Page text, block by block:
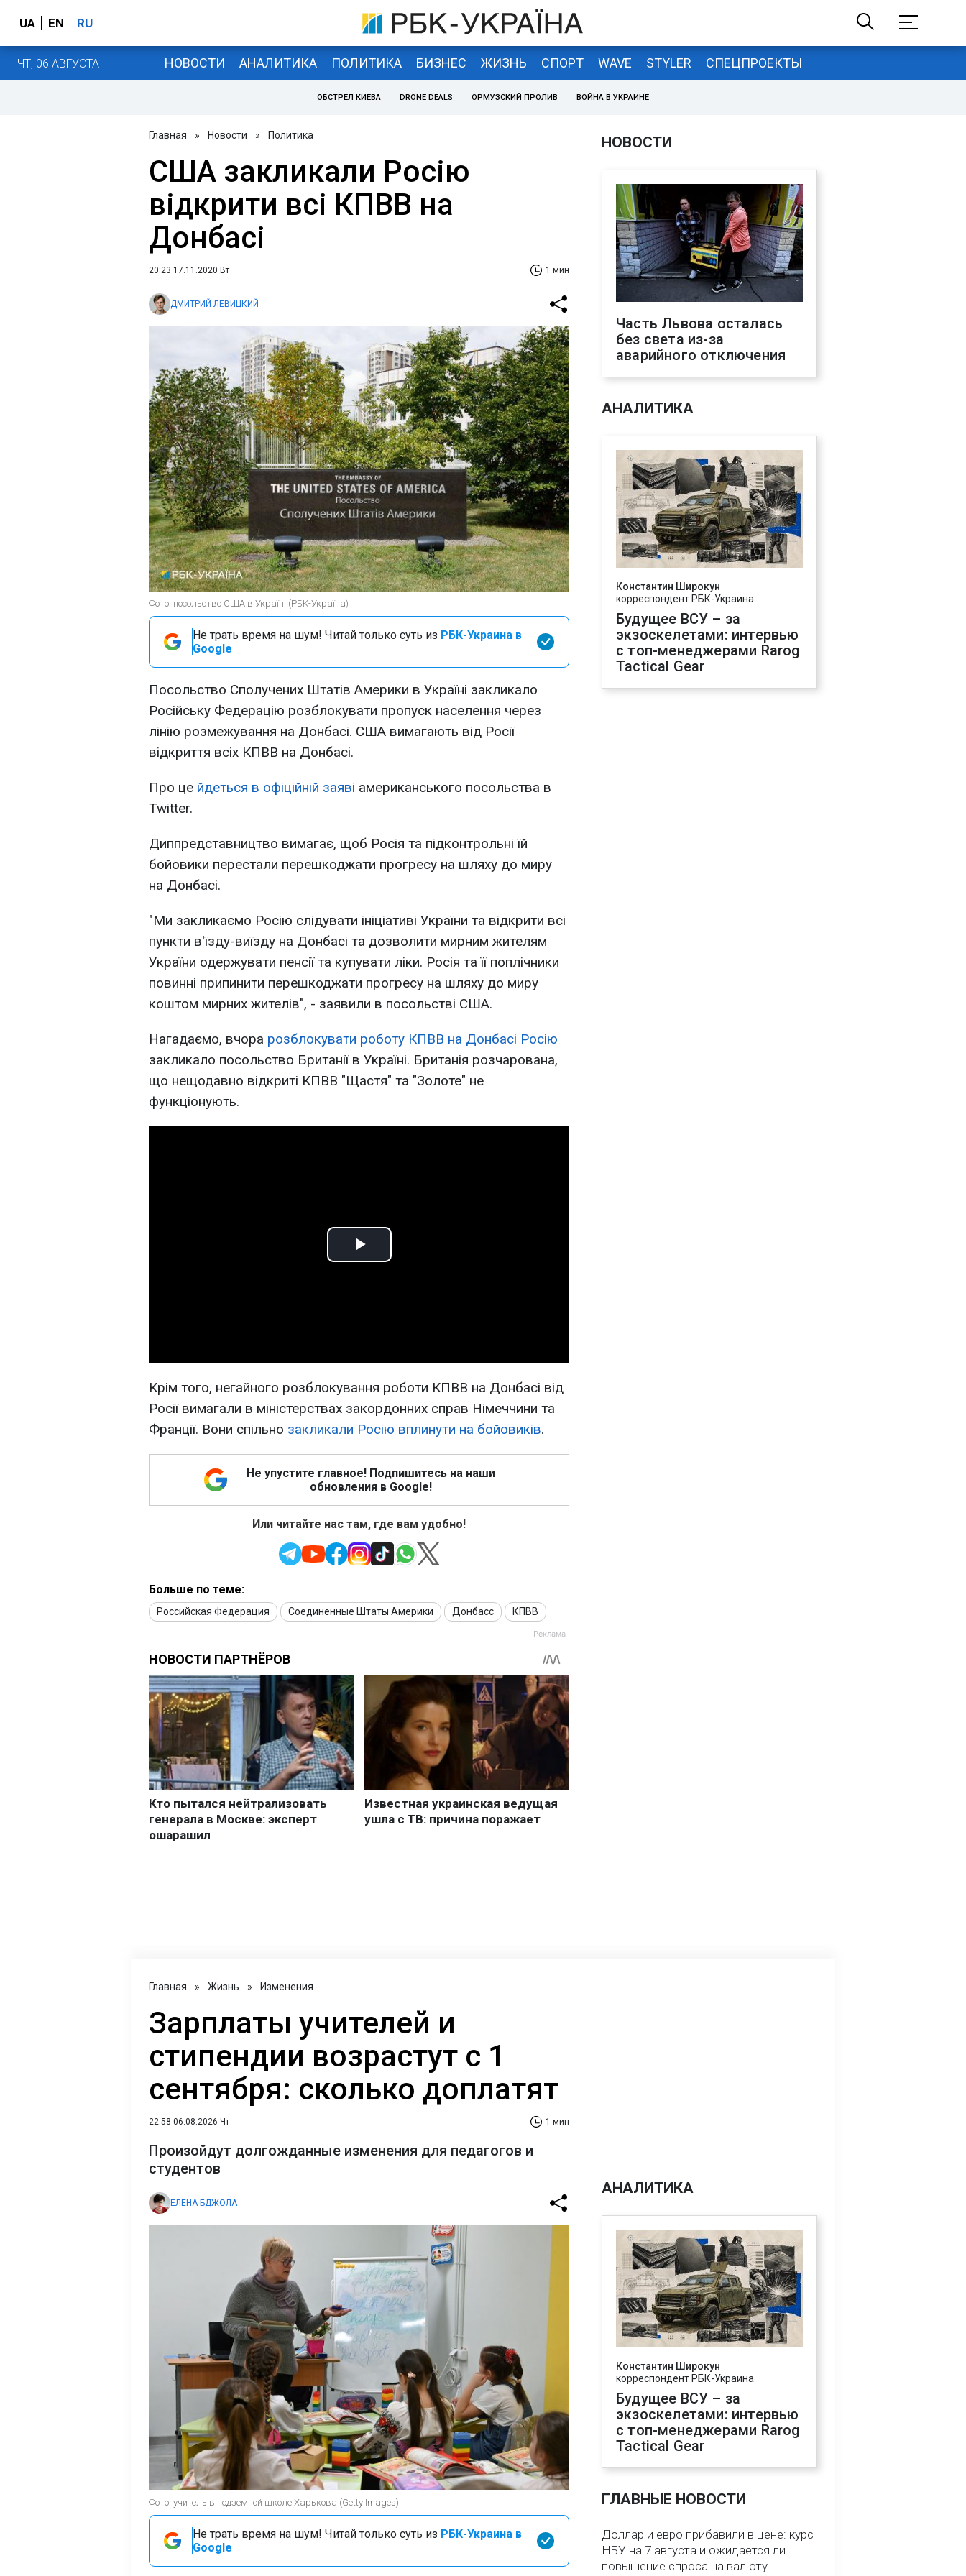
UA EN RU
ЧТ, 06 АВГУСТА НОВОСТИ АНАЛИТИКА ПОЛИТИКА БИЗНЕС ЖИЗНЬ СПОРТ WAVE STYLER СПЕЦПРОЕКТЫ
ОБСТРЕЛ КИЕВА DRONE DEALS ОРМУЗСКИЙ ПРОЛИВ ВОЙНА В УКРАИНЕ
Главная » Новости » Политика
США закликали Росію
відкрити всі КПВВ на
Донбасі
20:23 17.11.2020 Вт 1 мин
ДМИТРИЙ ЛЕВИЦКИЙ
Фото: посольство США в Україні (РБК-Україна)
Не трать время на шум! Читай только суть из РБК-Украина в
Google
Посольство Сполучених Штатів Америки в Україні закликало
Російську Федерацію розблокувати пропуск населення через
лінію розмежування на Донбасі. США вимагають від Росії
відкриття всіх КПВВ на Донбасі.
Про це йдеться в офіційній заяві американського посольства в
Twitter.
Диппредставництво вимагає, щоб Росія та підконтрольні їй
бойовики перестали перешкоджати прогресу на шляху до миру
на Донбасі.
"Ми закликаємо Росію слідувати ініціативі України та відкрити всі
пункти в'їзду-виїзду на Донбасі та дозволити мирним жителям
України одержувати пенсії та купувати ліки. Росія та її поплічники
повинні припинити перешкоджати прогресу на шляху до миру
коштом мирних жителів", - заявили в посольстві США.
Нагадаємо, вчора розблокувати роботу КПВВ на Донбасі Росію
закликало посольство Британії в Україні. Британія розчарована,
що нещодавно відкриті КПВВ "Щастя" та "Золоте" не
функціонують.
Play
Крім того, негайного розблокування роботи КПВВ на Донбасі від
Росії вимагали в міністерствах закордонних справ Німеччини та
Франції. Вони спільно закликали Росію вплинути на бойовиків.
Не упустите главное! Подпишитесь на наши
обновления в Google!
Или читайте нас там, где вам удобно!
Больше по теме:
Российская Федерация Соединенные Штаты Америки Донбасс КПВВ
НОВОСТИ
Часть Львова осталась
без света из-за
аварийного отключения
АНАЛИТИКА
Константин Широкун
корреспондент РБК-Украина
Будущее ВСУ – за
экзоскелетами: интервью
с топ-менеджерами Rarog
Tactical Gear
Главная » Жизнь » Изменения
Зарплаты учителей и
стипендии возрастут с 1
сентября: сколько доплатят
22:58 06.08.2026 Чт 1 мин
Произойдут долгожданные изменения для педагогов и
студентов
ЕЛЕНА БДЖОЛА
Фото: учитель в подземной школе Харькова (Getty Images)
Не трать время на шум! Читай только суть из РБК-Украина в
Google
АНАЛИТИКА
Константин Широкун
корреспондент РБК-Украина
Будущее ВСУ – за
экзоскелетами: интервью
с топ-менеджерами Rarog
Tactical Gear
ГЛАВНЫЕ НОВОСТИ
Доллар и евро прибавили в цене: курс
НБУ на 7 августа и ожидается ли
повышение спроса на валюту